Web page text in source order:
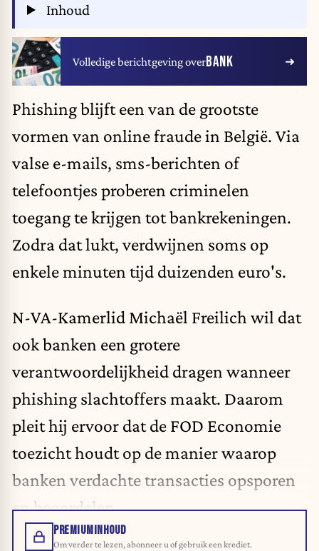
Inhoud
Volledige berichtgeving overBANK
Phishing blijft een van de grootste
vormen van online fraude in België. Via
valse e-mails, sms-berichten of
telefoontjes proberen criminelen
toegang te krijgen tot bankrekeningen.
Zodra dat lukt, verdwijnen soms op
enkele minuten tijd duizenden euro's.
N-VA-Kamerlid Michaël Freilich wil dat
ook banken een grotere
verantwoordelijkheid dragen wanneer
phishing slachtoffers maakt. Daarom
pleit hij ervoor dat de FOD Economie
toezicht houdt op de manier waarop
banken verdachte transacties opsporen
en beoordelen.
PREMIUMINHOUD
Om verder te lezen, abonneer u of gebruik een krediet.